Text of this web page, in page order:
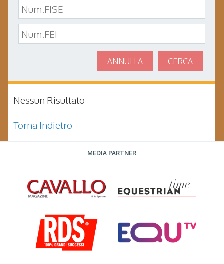
CERCA
ANNULLA
Nessun Risultato
Torna Indietro
MEDIA PARTNER